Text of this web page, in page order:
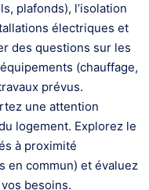
plafonds), l’isolation
électriques et
des questions sur les
(chauffage,
prévus.
une attention
logement. Explorez le
à proximité
en commun) et évaluez
besoins.